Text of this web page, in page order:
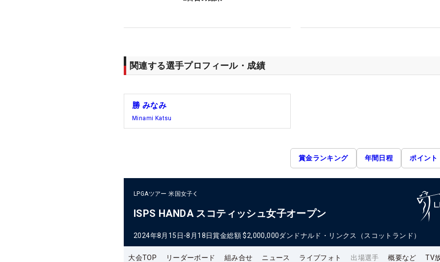
関連する選手プロフィール・成績
勝 みなみ
Minami Katsu
賞金ランキング 年間日程 ポイント
LPGAツアー 米国女子
ISPS HANDA スコティッシュ女子オープン
2024年8月15日-8月18日賞金総額 $2,000,000ダンドナルド・リンクス（スコットランド）
大会TOP リーダーボード 組み合せ ニュース ライブフォト 出場選手 概要など TV